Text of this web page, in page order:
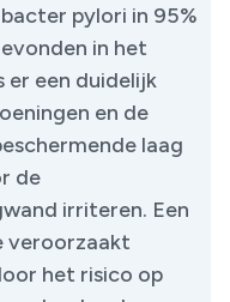
pylori in 95%
in het
er een duidelijk
en de
laag
de
irriteren. Een
veroorzaakt
het risico op